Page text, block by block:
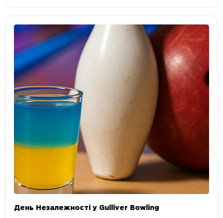
День Незалежності у Gulliver Bowling